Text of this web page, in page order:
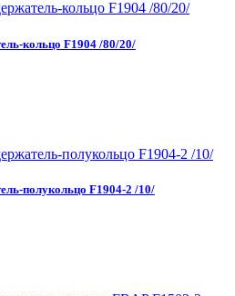
кольцо F1904 /80/20/
полукольцо F1904-2 /10/